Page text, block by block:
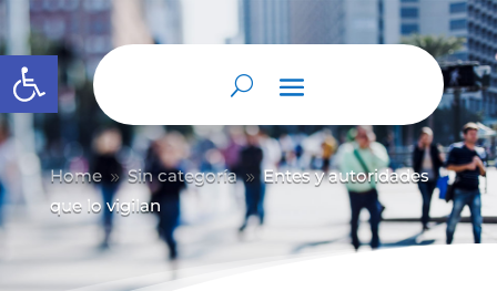
Abrir barra de herramientas
Home 9 Sin categoría 9 Entes y autoridades
que lo vigilan